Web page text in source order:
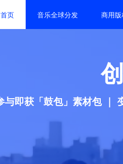
首页 音乐全球分发 商用
免费上